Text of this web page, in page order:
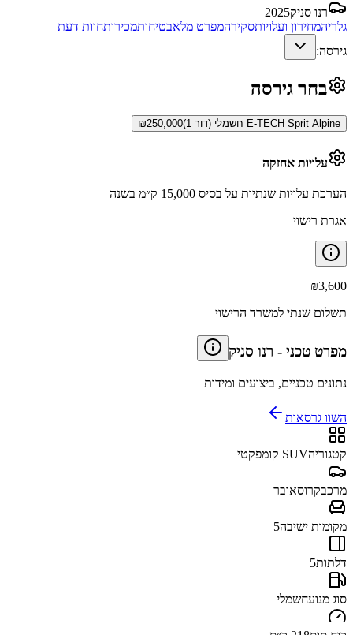
רנו סניק2025
גלריהמחירון ועלויותסקירהמפרט מלאבטיחותמכירותחוות דעת
גירסה:
בחר גירסה
E-TECH Sprit Alpine חשמלי (דור 1) ₪250,000
עלויות אחזקה
הערכת עלויות שנתיות על בסיס 15,000 ק״מ בשנה
אגרת רישוי
₪3,600
תשלום שנתי למשרד הרישוי
מפרט טכני - רנו סניק
נתונים טכניים, ביצועים ומידות
השוו גרסאות
קטגוריהSUV קומפקטי
מרכבקרוסאובר
מקומות ישיבה5
דלתות5
סוג מנועחשמלי